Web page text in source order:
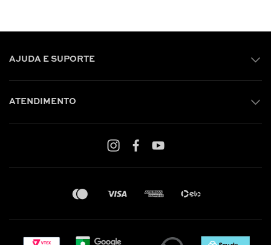
AJUDA E SUPORTE
ATENDIMENTO
Whatsapp: (31) 97219-6604
Nossas Lojas